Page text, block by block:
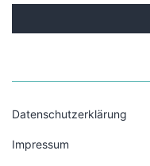
Datenschutzerklärung
Impressum